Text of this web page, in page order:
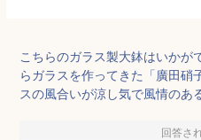
こちらのガラス製大鉢はいかが
らガラスを作ってきた「廣田硝
スの風合いが涼し気で風情のあ
回答さ